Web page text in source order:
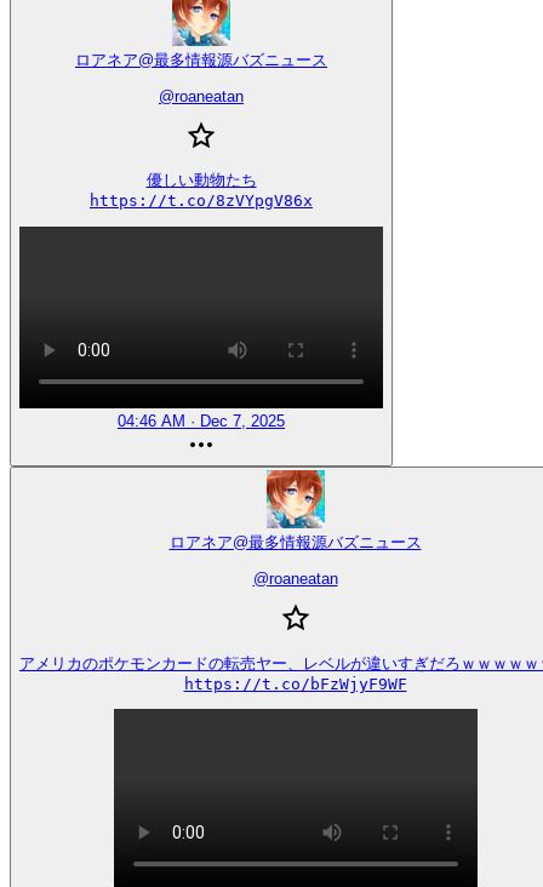
ロアネア@最多情報源バズニュース
@roaneatan
優しい動物たち
https://t.co/8zVYpgV86x
04:46 AM · Dec 7, 2025
ロアネア@最多情報源バズニュース
@roaneatan
アメリカのポケモンカードの転売ヤー、レベルが違いすぎだろｗｗｗｗｗ
https://t.co/bFzWjyF9WF